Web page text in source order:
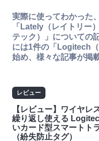
実際に使ってわかった
「Lately（レイトリー
テック）」についての
には1件の「Logitech
始め、様々な記事が掲
レビュー
【レビュー】ワイヤレ
繰り返し使える
いカード型スマートト
（紛失防止タグ）